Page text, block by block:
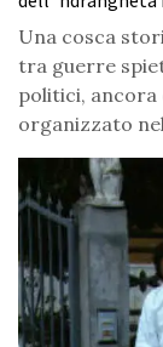
Una cosca
tra guerre
politici, ancora
organizzato